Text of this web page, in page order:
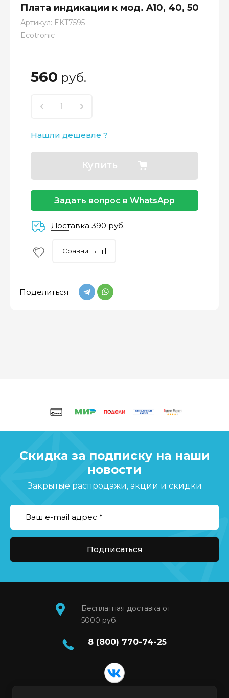
Плата индикации к мод. A10, 40, 50
Артикул: EKT7595
Ecotronic
560 руб.
Нашли дешевле ?
Купить
Задать вопрос в WhatsApp
Доставка 390 руб.
Сравнить
Поделиться
Скидка за подписку на наши
новости
Закрытые распродажи, акции и скидки
Подписаться
Бесплатная доставка от
5000 руб.
8 (800) 770-74-25